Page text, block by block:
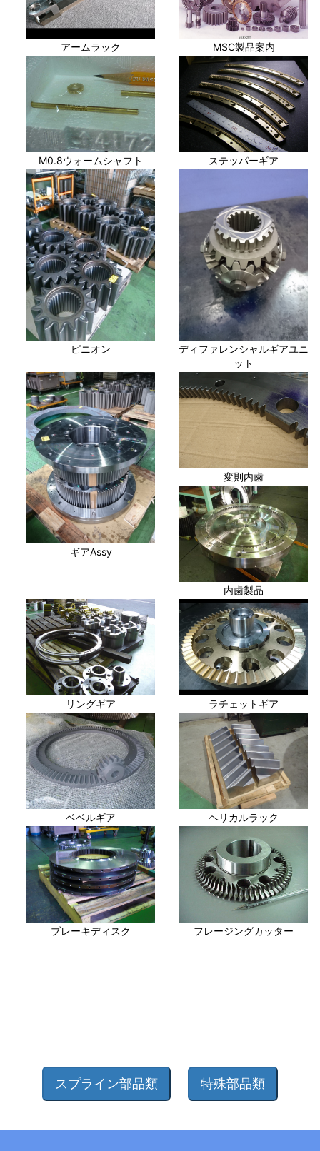
アームラック MSC製品案内
M0.8ウォームシャフト ステッパーギア
ピニオン
ディファレンシャルギアユニ
ット
ギアAssy
変則内歯
内歯製品
リングギア ラチェットギア
ベベルギア ヘリカルラック
ブレーキディスク フレージングカッター
スプライン部品類 特殊部品類